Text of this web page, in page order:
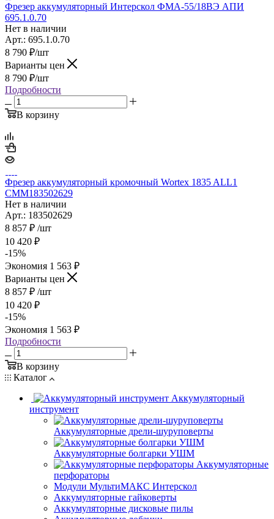
Фрезер аккумуляторный Интерскол ФМА-55/18ВЭ АПИ
695.1.0.70
Нет в наличии
Арт.: 695.1.0.70
8 790 ₽/шт
Варианты цен
8 790 ₽/шт
Подробности
В корзину
Фрезер аккумуляторный кромочный Wortex 1835 ALL1
CMM183502629
Нет в наличии
Арт.: 183502629
8 857 ₽ /шт
10 420 ₽
-15%
Экономия 1 563 ₽
Варианты цен
8 857 ₽ /шт
10 420 ₽
-15%
Экономия 1 563 ₽
Подробности
В корзину
Каталог
Аккумуляторный
инструмент
Аккумуляторные дрели-шуруповерты
Аккумуляторные болгарки УШМ
Аккумуляторные
перфораторы
Модули МультиМАКС Интерскол
Аккумуляторные гайковерты
Аккумуляторные дисковые пилы